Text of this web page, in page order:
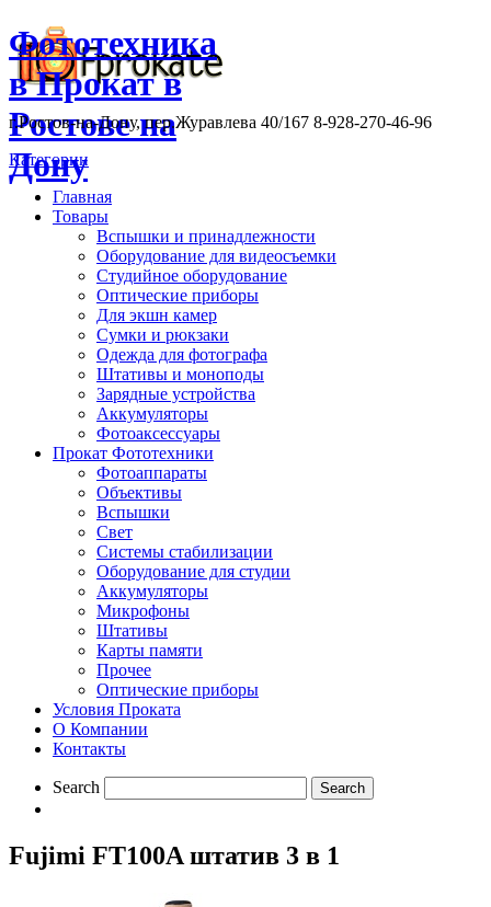
Фототехника
в Прокат в
Ростове на
Дону
г.Ростов-на-Дону, пер.Журавлева 40/167 8-928-270-46-96
Категории
Главная
Товары
Вспышки и принадлежности
Оборудование для видеосъемки
Студийное оборудование
Оптические приборы
Для экшн камер
Сумки и рюкзаки
Одежда для фотографа
Штативы и моноподы
Зарядные устройства
Аккумуляторы
Фотоаксессуары
Прокат Фототехники
Фотоаппараты
Объективы
Вспышки
Свет
Системы стабилизации
Оборудование для студии
Aккумуляторы
Микрофоны
Штативы
Карты памяти
Прочее
Оптические приборы
Условия Проката
О Компании
Контакты
Search
Fujimi FT100A штатив 3 в 1